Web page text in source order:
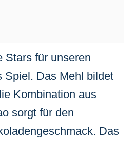
Stars für unseren
Spiel. Das Mehl bildet
Kombination aus
sorgt für den
Das